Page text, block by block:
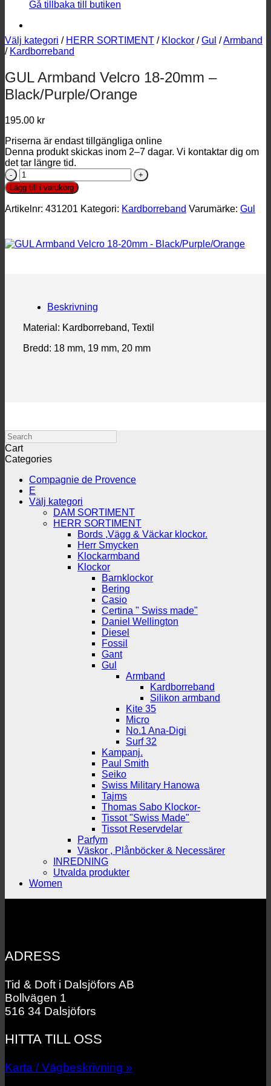
Gå tillbaka till butiken
Välj kategori / HERR SORTIMENT / Klockor / Gul /Armband
/ Kardborreband
GUL Armband Velcro 18-20mm –
Black/Purple/Orange
195.00 kr
Priserna är endast tillgängliga online
Denna produkt skickas inom 2–7 dagar. Vi kontaktar dig om
det tar längre tid.
GUL
Armband
Velcro
18-
Black/Purple/Orange
mängd
Lägg till i varukorg
Artikelnr: 431201 Kategori: Kardborreband Varumärke: Gul
Beskrivning
Material: Kardborreband, Textil
Bredd: 18 mm, 19 mm, 20 mm
Search
Cart
Categories
Compagnie de Provence
E
Välj kategori
DAM SORTIMENT
HERR SORTIMENT
Bords ,Vägg & Väckar klockor.
Herr Smycken
Klockarmband
Klockor
Barnklockor
Bering
Casio
Certina " Swiss made"
Daniel Wellington
Diesel
Fossil
Gant
Gul
Armband
Kardborreband
Silikon armband
Kite 35
Micro
No.1 Ana-Digi
Surf 32
Kampanj.
Paul Smith
Seiko
Swiss Military Hanowa
Tajms
Thomas Sabo Klockor-
Tissot "Swiss Made"
Tissot Reservdelar
Parfym
Väskor , Plånböcker & Necessärer
INREDNING
Utvalda produkter
Women
ADRESS
Tid & Doft i Dalsjöfors AB
Bollvägen 1
516 34 Dalsjöfors
HITTA TILL OSS
Karta / Vägbeskrivning »